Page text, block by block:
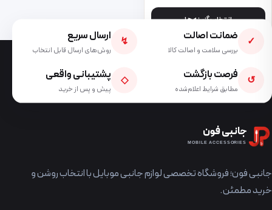
انتخاب گزینه ها
✓ ضمانت اصالت
بررسی سلامت و اصالت کالا
↯ ارسال سریع
روش‌های ارسال قابل انتخاب
↺ فرصت بازگشت
مطابق شرایط اعلام‌شده
◇ پشتیبانی واقعی
پیش و پس از خرید
جانبی فون
MOBILE ACCESSORIES
جانبی فون؛ فروشگاه تخصصی لوازم جانبی موبایل با انتخاب روشن و
خرید مطمئن.